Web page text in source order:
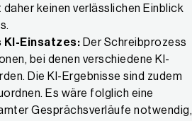
keinen verlässlichen Einblick
KI-Einsatzes: Der Schreibprozess
bei denen verschiedene KI-
Die KI-Ergebnisse sind zudem
Es wäre folglich eine
Gesprächsverläufe notwendig,